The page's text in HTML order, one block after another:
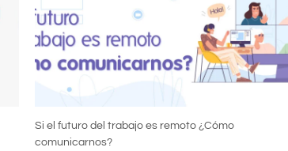
Si el futuro del trabajo es remoto ¿Cómo
comunicarnos?